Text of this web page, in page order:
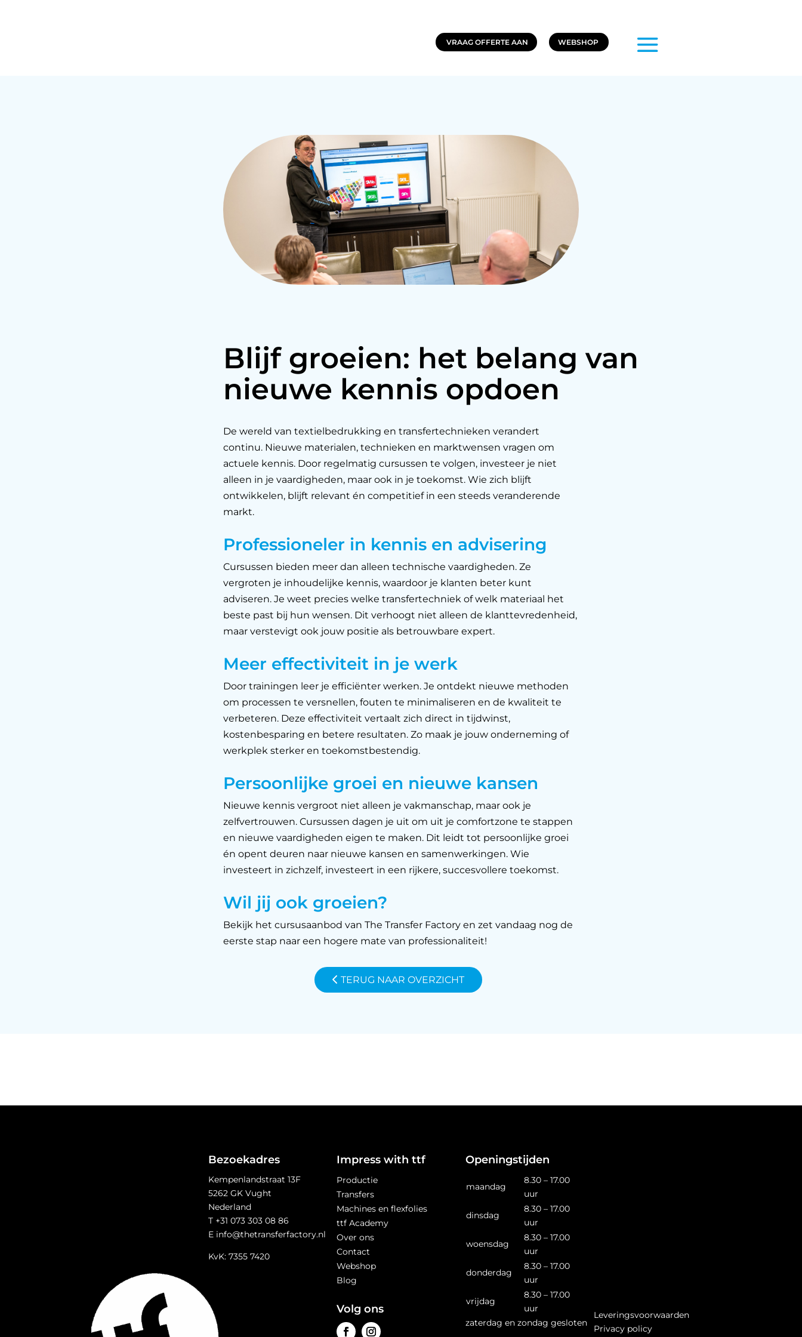
VRAAG OFFERTE AAN WEBSHOP
Blijf groeien: het belang van
nieuwe kennis opdoen
De wereld van textielbedrukking en transfertechnieken verandert
continu. Nieuwe materialen, technieken en marktwensen vragen om
actuele kennis. Door regelmatig cursussen te volgen, investeer je niet
alleen in je vaardigheden, maar ook in je toekomst. Wie zich blijft
ontwikkelen, blijft relevant én competitief in een steeds veranderende
markt.
Professioneler in kennis en advisering
Cursussen bieden meer dan alleen technische vaardigheden. Ze
vergroten je inhoudelijke kennis, waardoor je klanten beter kunt
adviseren. Je weet precies welke transfertechniek of welk materiaal het
beste past bij hun wensen. Dit verhoogt niet alleen de klanttevredenheid,
maar verstevigt ook jouw positie als betrouwbare expert.
Meer effectiviteit in je werk
Door trainingen leer je efficiënter werken. Je ontdekt nieuwe methoden
om processen te versnellen, fouten te minimaliseren en de kwaliteit te
verbeteren. Deze effectiviteit vertaalt zich direct in tijdwinst,
kostenbesparing en betere resultaten. Zo maak je jouw onderneming of
werkplek sterker en toekomstbestendig.
Persoonlijke groei en nieuwe kansen
Nieuwe kennis vergroot niet alleen je vakmanschap, maar ook je
zelfvertrouwen. Cursussen dagen je uit om uit je comfortzone te stappen
en nieuwe vaardigheden eigen te maken. Dit leidt tot persoonlijke groei
én opent deuren naar nieuwe kansen en samenwerkingen. Wie
investeert in zichzelf, investeert in een rijkere, succesvollere toekomst.
Wil jij ook groeien?
Bekijk het cursusaanbod van The Transfer Factory en zet vandaag nog de
eerste stap naar een hogere mate van professionaliteit!
TERUG NAAR OVERZICHT
Bezoekadres
Kempenlandstraat 13F
5262 GK Vught
Nederland
T +31 073 303 08 86
E info@thetransferfactory.nl
KvK: 7355 7420
Impress with ttf
Productie
Transfers
Machines en flexfolies
ttf Academy
Over ons
Contact
Webshop
Blog
Volg ons
Openingstijden
maandag
8.30 – 17.00
uur
dinsdag
8.30 – 17.00
uur
woensdag
8.30 – 17.00
uur
donderdag
8.30 – 17.00
uur
vrijdag
8.30 – 17.00
uur
zaterdag en zondag gesloten
Leveringsvoorwaarden
Privacy policy